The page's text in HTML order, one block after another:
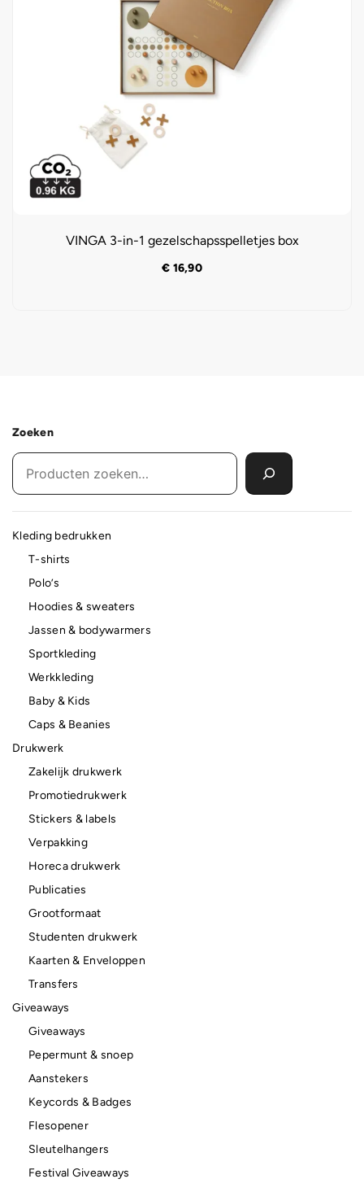
VINGA 3-in-1 gezelschapsspelletjes box
€ 16,90
Zoeken
Kleding bedrukken
T-shirts
Polo’s
Hoodies & sweaters
Jassen & bodywarmers
Sportkleding
Werkkleding
Baby & Kids
Caps & Beanies
Drukwerk
Zakelijk drukwerk
Promotiedrukwerk
Stickers & labels
Verpakking
Horeca drukwerk
Publicaties
Grootformaat
Studenten drukwerk
Kaarten & Enveloppen
Transfers
Giveaways
Giveaways
Pepermunt & snoep
Aanstekers
Keycords & Badges
Flesopener
Sleutelhangers
Festival Giveaways